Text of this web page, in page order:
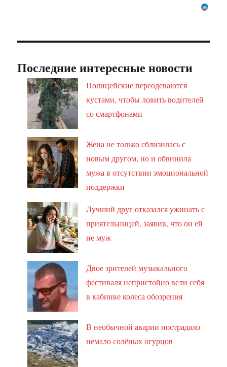
Последние интересные новости
Полицейские переодеваются
кустами, чтобы ловить водителей
со смартфонами
Жена не только сблизилась с
новым другом, но и обвинила
мужа в отсутствии эмоциональной
поддержки
Лучший друг отказался ужинать с
приятельницей, заявив, что он ей
не муж
Двое зрителей музыкального
фестиваля непристойно вели себя
в кабинке колеса обозрения
В необычной аварии пострадало
немало солёных огурцов